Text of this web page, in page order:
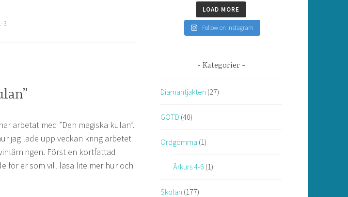
3
arbetat med ”Den magiska kulan”.
jag lade upp veckan kring arbetet
Först en kortfattad
för er som vill läsa lite mer hur och
LOAD MORE
Follow on Instagram
Kategorier
Diamantjakten (27)
GOTD (40)
Ordgömma (1)
Årkurs 4-6 (1)
Skolan (177)